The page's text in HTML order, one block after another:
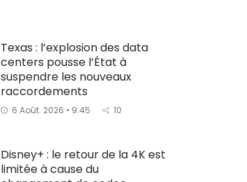
Texas : l’explosion des data
centers pousse l’État à
suspendre les nouveaux
raccordements
6 Août. 2026 • 9:45 10
Disney+ : le retour de la 4K est
limitée à cause du